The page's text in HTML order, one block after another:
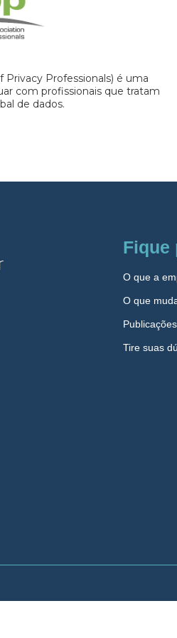
Professionals) é uma
com profissionais que tratam
de dados.
Fique
O que a
O que
Publicações
Tire suas